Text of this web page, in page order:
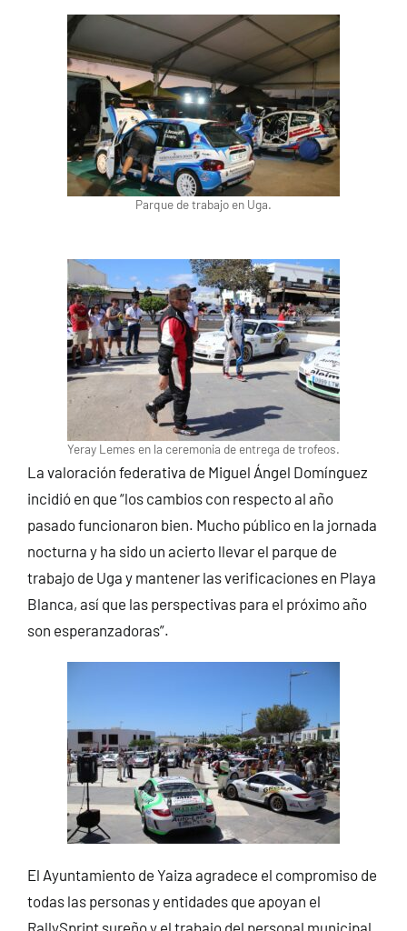
Parque de trabajo en Uga.
Yeray Lemes en la ceremonia de entrega de trofeos.
La valoración federativa de Miguel Ángel Domínguez
incidió en que “los cambios con respecto al año
pasado funcionaron bien. Mucho público en la jornada
nocturna y ha sido un acierto llevar el parque de
trabajo de Uga y mantener las verificaciones en Playa
Blanca, así que las perspectivas para el próximo año
son esperanzadoras”.
El Ayuntamiento de Yaiza agradece el compromiso de
todas las personas y entidades que apoyan el
RallySprint sureño y el trabajo del personal municipal,